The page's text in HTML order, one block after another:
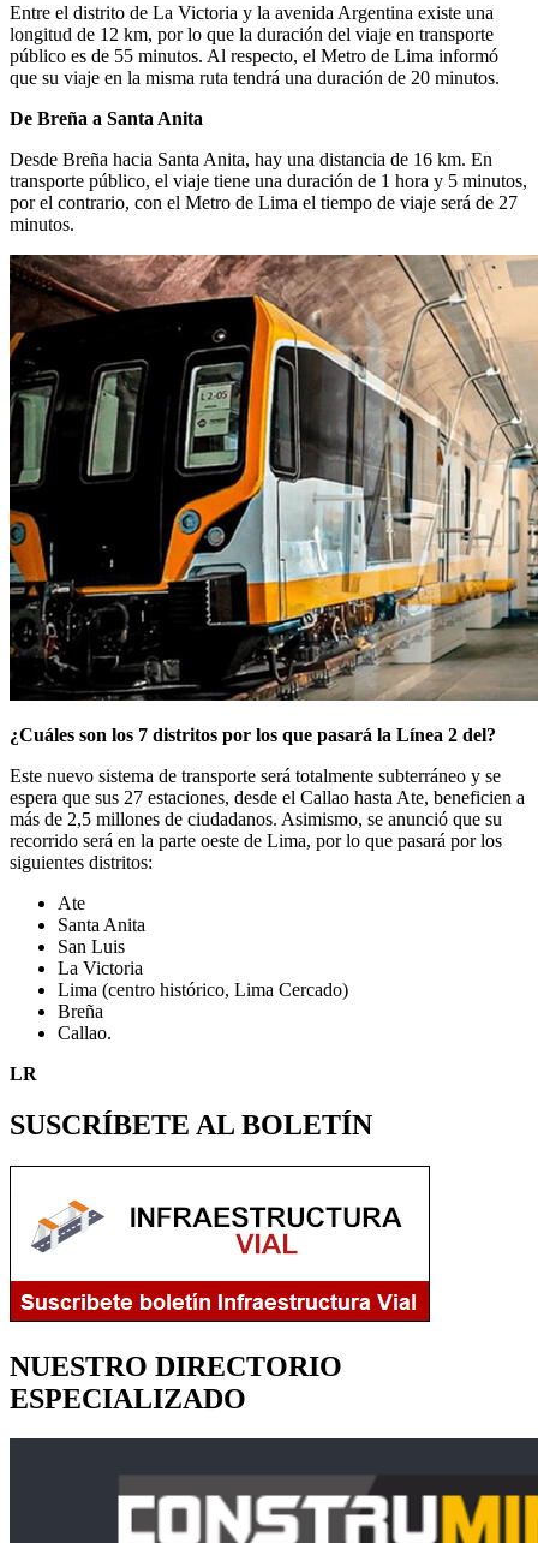
Entre el distrito de La Victoria y la avenida Argentina existe una
longitud de 12 km, por lo que la duración del viaje en transporte
público es de 55 minutos. Al respecto, el Metro de Lima informó
que su viaje en la misma ruta tendrá una duración de 20 minutos.
De Breña a Santa Anita
Desde Breña hacia Santa Anita, hay una distancia de 16 km. En
transporte público, el viaje tiene una duración de 1 hora y 5 minutos,
por el contrario, con el Metro de Lima el tiempo de viaje será de 27
minutos.
¿Cuáles son los 7 distritos por los que pasará la Línea 2 del?
Este nuevo sistema de transporte será totalmente subterráneo y se
espera que sus 27 estaciones, desde el Callao hasta Ate, beneficien a
más de 2,5 millones de ciudadanos. Asimismo, se anunció que su
recorrido será en la parte oeste de Lima, por lo que pasará por los
siguientes distritos:
Ate
Santa Anita
San Luis
La Victoria
Lima (centro histórico, Lima Cercado)
Breña
Callao.
LR
SUSCRÍBETE AL BOLETÍN
NUESTRO DIRECTORIO
ESPECIALIZADO